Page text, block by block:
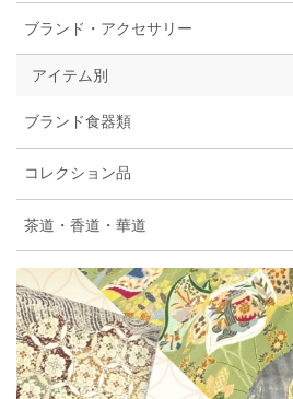
ブランド・アクセサリー
アイテム別
ブランド食器類
コレクション品
茶道・香道・華道